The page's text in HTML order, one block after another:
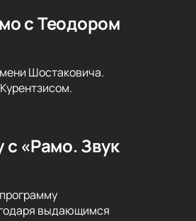
с Теодором
Шостаковича.
с «Рамо. Звук
выдающимся